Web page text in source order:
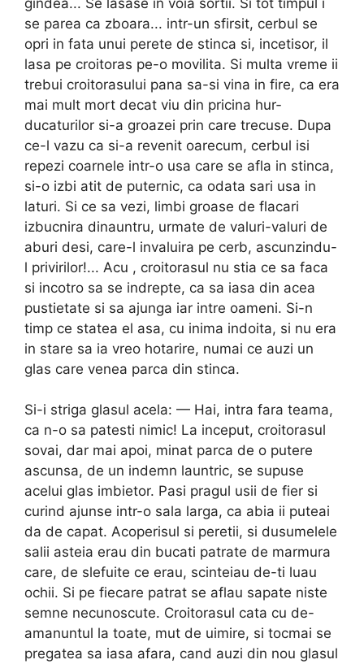
se parea ca zboara... intr-un sfirsit, cerbul se
opri in fata unui perete de stinca si, incetisor, il
lasa pe croitoras pe-o movilita. Si multa vreme ii
trebui croitorasului pana sa-si vina in fire, ca era
mai mult mort decat viu din pricina hur­
ducaturilor si-a groazei prin care trecuse. Dupa
ce-l vazu ca si-a revenit oarecum, cerbul isi
repezi coarnele intr-o usa care se afla in stinca,
si-o izbi atit de puternic, ca odata sari usa in
laturi. Si ce sa vezi, limbi groase de flacari
izbucnira dinauntru, urmate de valuri-valuri de
aburi desi, care-l invaluira pe cerb, ascunzindu-
l privi­rilor!... Acu , croitorasul nu stia ce sa faca
si incotro sa se indrepte, ca sa iasa din acea
pustietate si sa ajunga iar intre oameni. Si-n
timp ce statea el asa, cu inima indoita, si nu era
in stare sa ia vreo hotarire, numai ce auzi un
glas care venea parca din stinca.
Si-i striga glasul acela: — Hai, intra fara teama,
ca n-o sa patesti nimic! La inceput, croitorasul
sovai, dar mai apoi, minat parca de o putere
ascunsa, de un indemn launtric, se supuse
acelui glas imbietor. Pasi pragul usii de fier si
curind ajunse intr-o sala larga, ca abia ii puteai
da de capat. Acoperisul si peretii, si dusumelele
salii asteia erau din bucati patrate de marmura
care, de slefuite ce erau, scinteiau de-ti luau
ochii. Si pe fiecare patrat se aflau sapate niste
semne necunoscute. Croitorasul cata cu de-
amanuntul la toate, mut de uimire, si tocmai se
pregatea sa iasa afara, cand auzi din nou glasul